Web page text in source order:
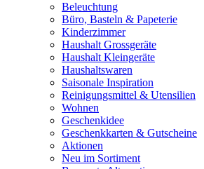
Beleuchtung
Büro, Basteln & Papeterie
Kinderzimmer
Haushalt Grossgeräte
Haushalt Kleingeräte
Haushaltswaren
Saisonale Inspiration
Reinigungsmittel & Utensilien
Wohnen
Geschenkidee
Geschenkkarten & Gutscheine
Aktionen
Neu im Sortiment